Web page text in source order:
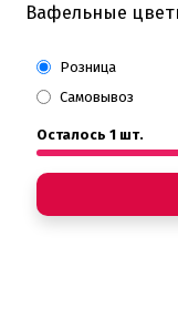
Вафельные
Розница
Самовывоз
Осталось 1 шт.